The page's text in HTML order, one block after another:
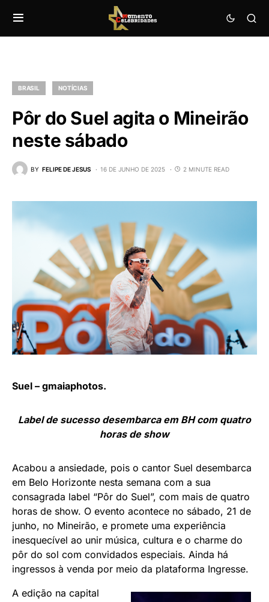
BRASIL NOTÍCIAS
Pôr do Suel agita o Mineirão
neste sábado
BY FELIPE DE JESUS 16 DE JUNHO DE 2025 2 MINUTE READ
Suel – gmaiaphotos.
Label de sucesso desembarca em BH com quatro
horas de show
Acabou a ansiedade, pois o cantor Suel desembarca
em Belo Horizonte nesta semana com a sua
consagrada label “Pôr do Suel”, com mais de quatro
horas de show. O evento acontece no sábado, 21 de
junho, no Mineirão, e promete uma experiência
inesquecível ao unir música, cultura e o charme do
pôr do sol com convidados especiais. Ainda há
ingressos à venda por meio da plataforma Ingresse.
A edição na capital